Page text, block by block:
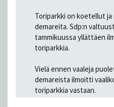
Toriparkki on koetellut
demareita. Sdp:n
tammikuussa yllättäen
toriparkkia.
Vielä ennen vaaleja
demareista ilmoitti
toriparkkia vastaan.